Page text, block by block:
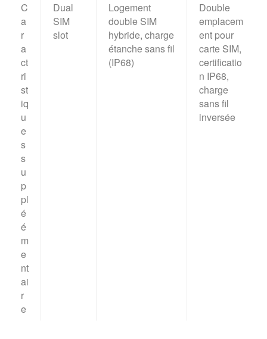
C
a
r
a
ct
ri
st
iq
u
e
s
s
u
p
pl
é
é
m
e
nt
ai
r
e
Dual
SIM
slot
Logement
double SIM
hybride, charge
étanche sans fil
(IP68)
Double
emplacem
ent pour
carte SIM,
certificatio
n IP68,
charge
sans fil
inversée